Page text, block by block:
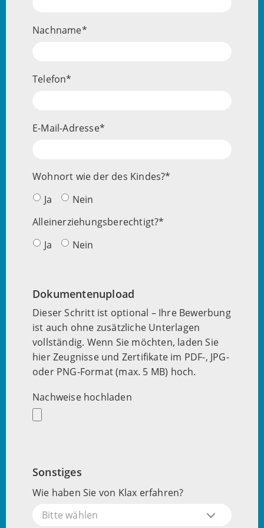
Nachname
Telefon
E-Mail-Adresse
Wohnort wie der des Kindes?
Ja
Nein
Alleinerziehungsberechtigt?
Ja
Nein
Dokumentenupload
Dieser Schritt ist optional – Ihre Bewerbung
ist auch ohne zusätzliche Unterlagen
vollständig. Wenn Sie möchten, laden Sie
hier Zeugnisse und Zertifikate im PDF-, JPG-
oder PNG-Format (max. 5 MB) hoch.
Nachweise hochladen
Sonstiges
Wie haben Sie von Klax erfahren?
Bitte wählen